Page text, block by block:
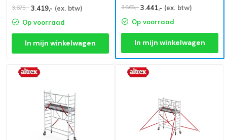
werkhoogte
3.675,- 3.419,- (ex. btw)
Op voorraad
In mijn winkelwagen
3.868,- 3.441,- (ex. btw)
Op voorraad
In mijn winkelwagen